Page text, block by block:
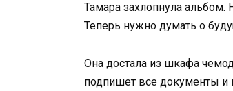
Тамара захлопнула
Теперь нужно думать о
Она достала из шкафа
подпишет все документы и